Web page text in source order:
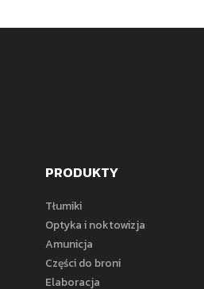
PRODUKTY
Tłumiki
Optyka i noktowizja
Amunicja
Części do broni
Elaboracja